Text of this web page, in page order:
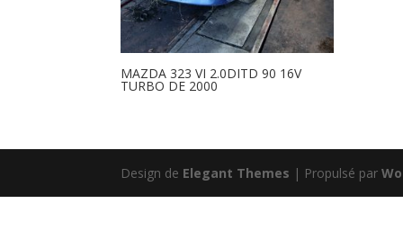
MAZDA 323 VI 2.0DITD 90 16V
TURBO DE 2000
Design de Elegant Themes | Propulsé par